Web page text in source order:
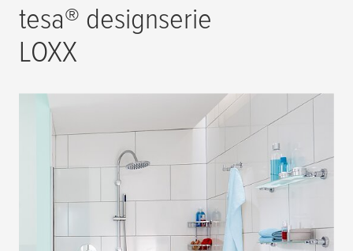
tesa® designserie
LOXX